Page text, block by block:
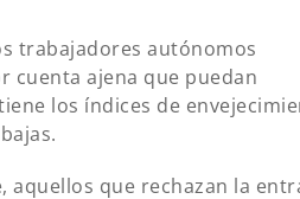
trabajadores autónomos
cuenta ajena que puedan
los índices de
aquellos que rechazan la